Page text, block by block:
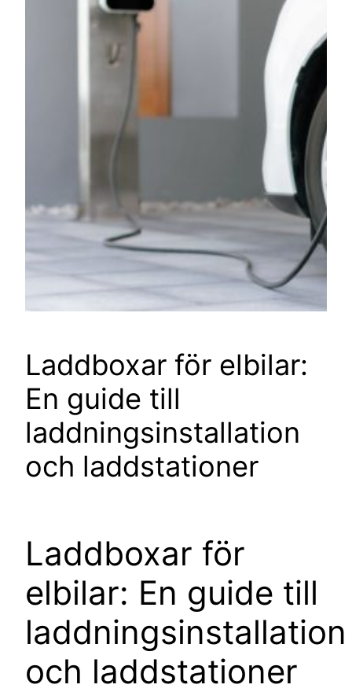
Laddboxar för elbilar:
En guide till
laddningsinstallation
och laddstationer
Laddboxar för
elbilar: En guide till
laddningsinstallation
och laddstationer